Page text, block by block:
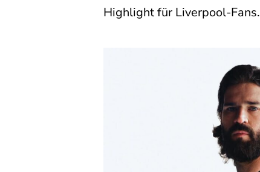
Highlight für Liverpool-Fans.